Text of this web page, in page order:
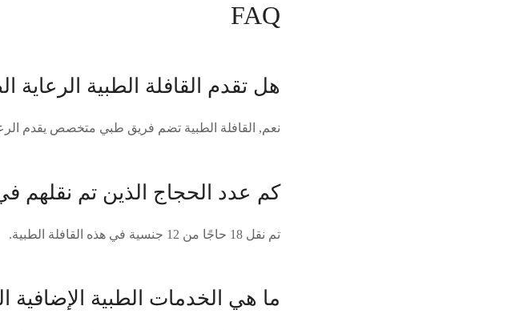
FAQ
هل تقدم القافلة الطبية الرعاية
نعم, القافلة الطبية تضم فريق طبي متخصص يقدم
كم عدد الحجاج الذين تم نقلهم
تم نقل 18 حاجًا من 12 جنسية في هذه القافلة الطبية.
ما هي الخدمات الطبية الإضافية